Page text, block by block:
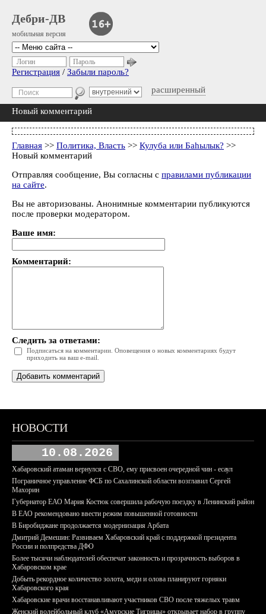
Дебри-ДВ
мобильная версия
расширенный
Логин Пароль
Регистрация / Забыли пароль?
Новый комментарий
Главная >> Политика, Власть >> Кулуба или Баhылык? >>
Новый комментарий
Отправляя сообщение, Вы согласны с правилами публикации
на сайте.
Вы не авторизованы. Анонимные комментарии публикуются
после проверки модератором.
Ваше имя:
Комментарий:
Следить за ответами:
Подписаться на комментарии. Оповещения о новых комментариях будут
приходить на ваш e-mail.
НОВОСТИ
10.08.2026
Хабаровский атаман вернулся с СВО, ему присвоен очередной чин - есаул
Пограничное управление ФСБ по Сахалинской области возглавил Сергей
Махорин
Губернатор ЕАО Мария Костюк совершила рабочую поездку в Ленинский район
В ЕАО рекомендовано ввести режим повышенной готовности
В Биробиджане продолжается модернизация Арбата
Дмитрий Демешин: Развиваем Хабаровский край с поддержкой президента
России и полпредства ДФО
Более тысячи наблюдателей обеспечат законность и прозрачность выборов в
Хабаровском крае
Добыть рекордное количество золота, меди и олова планируют горняки
Хабаровского края
Хабаровские врачи восстанавливают участников СВО после тяжелых травм
Женский волейбольный клуб «Амурские Тигрицы» открывает набор в группу